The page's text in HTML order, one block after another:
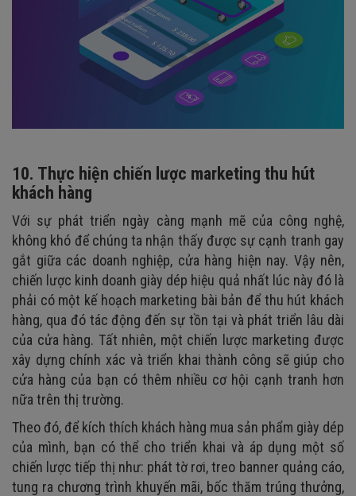
10. Thực hiện chiến lược marketing thu hút
khách hàng
Với sự phát triển ngày càng mạnh mẽ của công nghệ,
không khó để chúng ta nhận thấy được sự cạnh tranh gay
gắt giữa các doanh nghiệp, cửa hàng hiện nay. Vậy nên,
chiến lược kinh doanh giày dép hiệu quả nhất lúc này đó là
phải có một kế hoạch marketing bài bản để thu hút khách
hàng, qua đó tác động đến sự tồn tại và phát triển lâu dài
của cửa hàng. Tất nhiên, một chiến lược marketing được
xây dựng chính xác và triển khai thành công sẽ giúp cho
cửa hàng của bạn có thêm nhiều cơ hội cạnh tranh hơn
nữa trên thị trường.
Theo đó, để kích thích khách hàng mua sản phẩm giày dép
của mình, bạn có thể cho triển khai và áp dụng một số
chiến lược tiếp thị như: phát tờ rơi, treo banner quảng cáo,
tung ra chương trình khuyến mãi, bốc thăm trúng thưởng,